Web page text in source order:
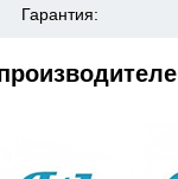
Гарантия: